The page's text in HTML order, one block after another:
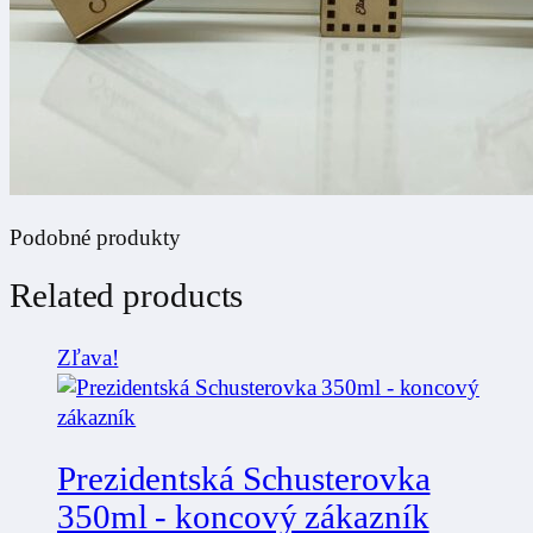
Podobné produkty
Related products
Zľava!
Prezidentská Schusterovka
350ml - koncový zákazník